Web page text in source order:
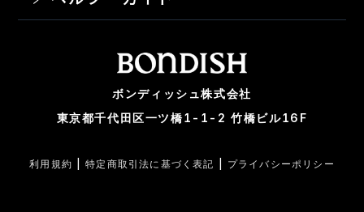
ボンディッシュ株式会社
東京都千代田区一ツ橋1-1-2 竹橋ビル16F
利用規約 特定商取引法に基づく表記 プライバシーポリシー